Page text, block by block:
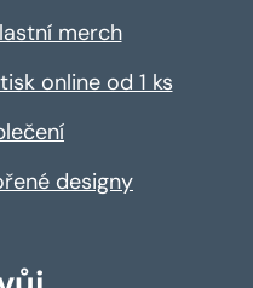
merch
online od 1 ks
designy